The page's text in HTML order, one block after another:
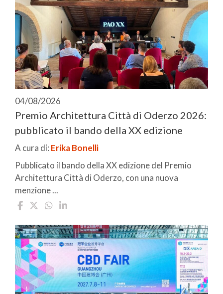
04/08/2026
Premio Architettura Città di Oderzo 2026:
pubblicato il bando della XX edizione
A cura di: Erika Bonelli
Pubblicato il bando della XX edizione del Premio
Architettura Città di Oderzo, con una nuova
menzione ...